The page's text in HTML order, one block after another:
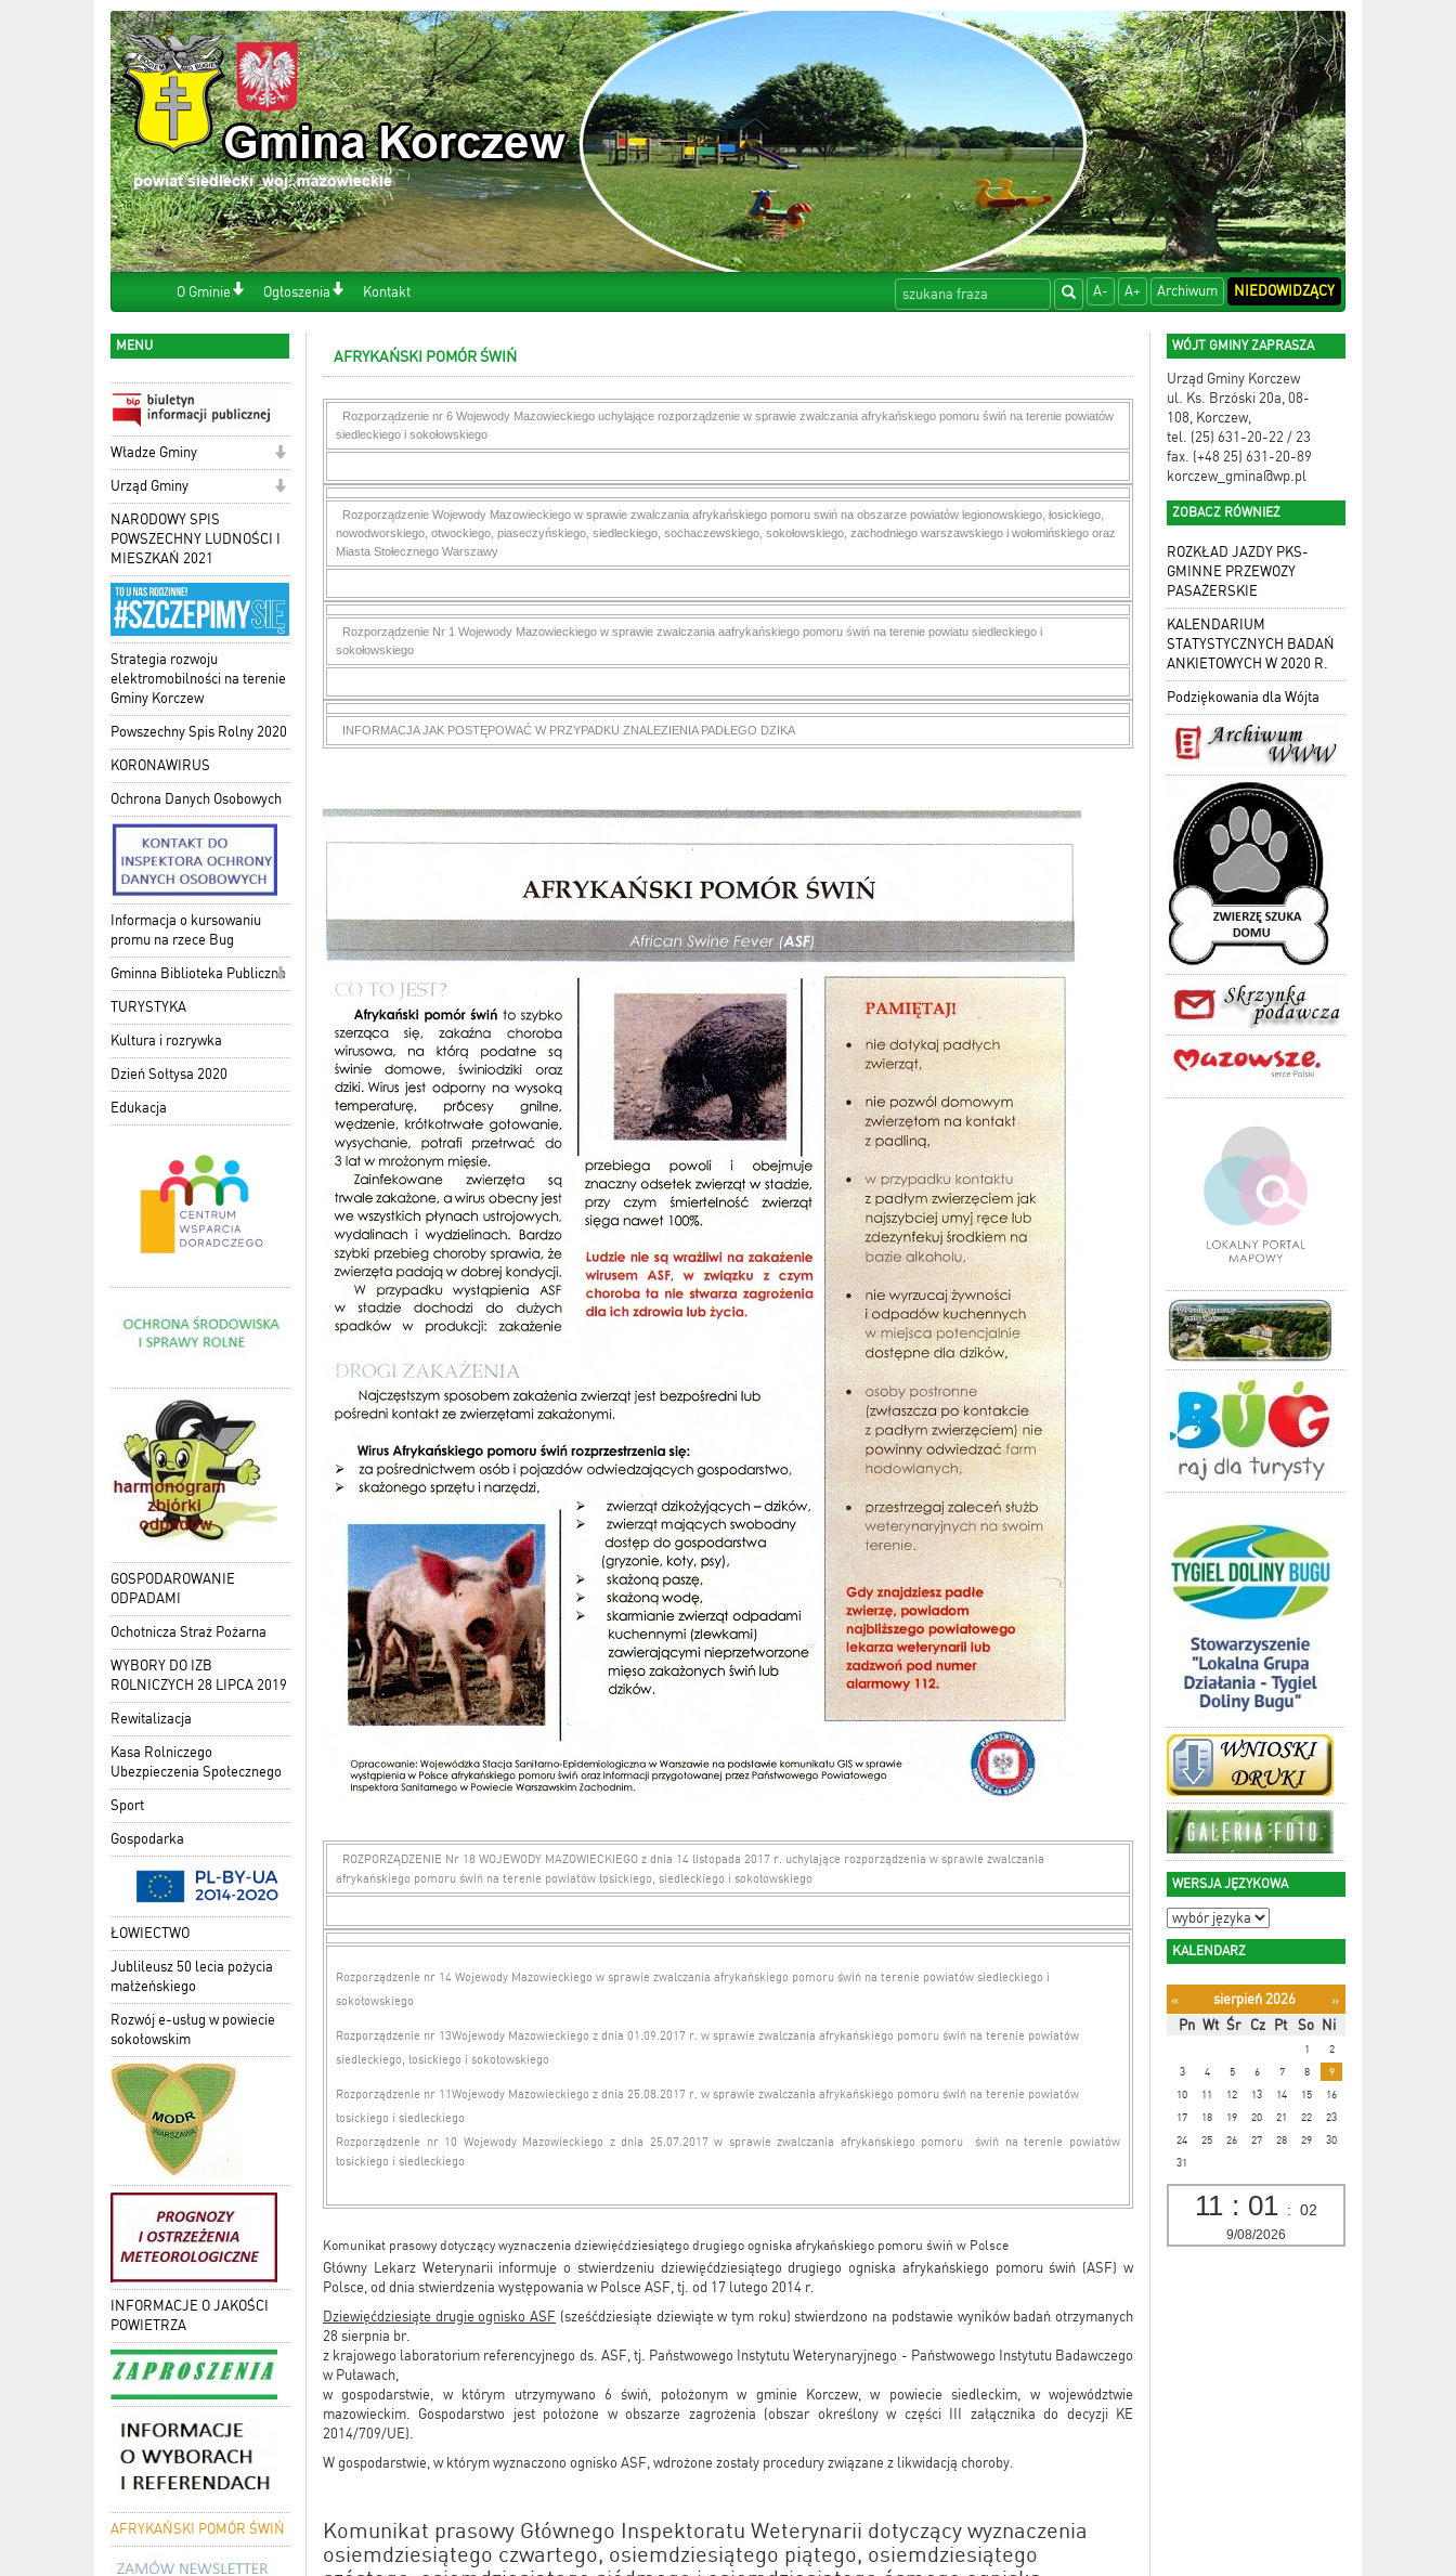
O Gminie Ogłoszenia Kontakt A- A+ Archiwum NIEDOWIDZĄCY
MENU
Władze Gminy
Urząd Gminy
NARODOWY SPIS
POWSZECHNY LUDNOŚCI I
MIESZKAŃ 2021
Strategia rozwoju
elektromobilności na terenie
Gminy Korczew
Powszechny Spis Rolny 2020
KORONAWIRUS
Ochrona Danych Osobowych
Informacja o kursowaniu
promu na rzece Bug
Gminna Biblioteka Publiczna
TURYSTYKA
Kultura i rozrywka
Dzień Sołtysa 2020
Edukacja
GOSPODAROWANIE
ODPADAMI
Ochotnicza Straż Pożarna
WYBORY DO IZB
ROLNICZYCH 28 LIPCA 2019
Rewitalizacja
Kasa Rolniczego
Ubezpieczenia Społecznego
Sport
Gospodarka
ŁOWIECTWO
Jublileusz 50 lecia pożycia
małżeńskiego
Rozwój e-usług w powiecie
sokołowskim
INFORMACJE O JAKOŚCI
POWIETRZA
AFRYKAŃSKI POMÓR ŚWIŃ
AFRYKAŃSKI POMÓR ŚWIŃ
Rozporządzenie nr 6 Wojewody Mazowieckiego uchylające rozporządzenie w sprawie zwalczania afrykańskiego pomoru świń na terenie powiatów
siedleckiego i sokołowskiego
Rozporządzenie Wojewody Mazowieckiego w sprawie zwalczania afrykańskiego pomoru swiń na obszarze powiatów legionowskiego, łosickiego,
nowodworskiego, otwockiego, piaseczyńskiego, siedleckiego, sochaczewskiego, sokołowskiego, zachodniego warszawskiego i wołomińskiego oraz
Miasta Stołecznego Warszawy
Rozporządzenie Nr 1 Wojewody Mazowieckiego w sprawie zwalczania aafrykańskiego pomoru świń na terenie powiatu siedleckiego i
sokołowskiego
INFORMACJA JAK POSTĘPOWAĆ W PRZYPADKU ZNALEZIENIA PADŁEGO DZIKA
ROZPORZĄDZENIE Nr 18 WOJEWODY MAZOWIECKIEGO z dnia 14 listopada 2017 r. uchylające rozporządzenia w sprawie zwalczania
afrykańskiego pomoru świń na terenie powiatów łosickiego, siedleckiego i sokołowskiego
Rozporządzenie nr 14 Wojewody Mazowieckiego w sprawie zwalczania afrykańskiego pomoru świń na terenie powiatów siedleckiego i
sokołowskiego
Rozporządzenie nr 13Wojewody Mazowieckiego z dnia 01.09.2017 r. w sprawie zwalczania afrykańskiego pomoru świń na terenie powiatów
siedleckiego, łosickiego i sokołowskiego
Rozporządzenie nr 11Wojewody Mazowieckiego z dnia 25.08.2017 r. w sprawie zwalczania afrykańskiego pomoru świń na terenie powiatów
łosickiego i siedleckiego
Rozporządzenie nr 10 Wojewody Mazowieckiego z dnia 25.07.2017 w sprawie zwalczania afrykańskiego pomoru świń na terenie powiatów
łosickiego i siedleckiego
Komunikat prasowy dotyczący wyznaczenia dziewięćdziesiątego drugiego ogniska afrykańskiego pomoru świń w Polsce
Główny Lekarz Weterynarii informuje o stwierdzeniu dziewięćdziesiątego drugiego ogniska afrykańskiego pomoru świń (ASF) w
Polsce, od dnia stwierdzenia występowania w Polsce ASF, tj. od 17 lutego 2014 r.
Dziewięćdziesiąte drugie ognisko ASF (sześćdziesiąte dziewiąte w tym roku) stwierdzono na podstawie wyników badań otrzymanych
28 sierpnia br.
z krajowego laboratorium referencyjnego ds. ASF, tj. Państwowego Instytutu Weterynaryjnego - Państwowego Instytutu Badawczego
w Puławach,
w gospodarstwie, w którym utrzymywano 6 świń, położonym w gminie Korczew, w powiecie siedleckim, w województwie
mazowieckim. Gospodarstwo jest położone w obszarze zagrożenia (obszar określony w części III załącznika do decyzji KE
2014/709/UE).
W gospodarstwie, w którym wyznaczono ognisko ASF, wdrożone zostały procedury związane z likwidacją choroby.
Komunikat prasowy Głównego Inspektoratu Weterynarii dotyczący wyznaczenia
osiemdziesiątego czwartego, osiemdziesiątego piątego, osiemdziesiątego
WÓJT GMINY ZAPRASZA
Urząd Gminy Korczew
ul. Ks. Brzóski 20a, 08-
108, Korczew,
tel. (25) 631-20-22 / 23
fax. (+48 25) 631-20-89
korczew_gmina@wp.pl
ZOBACZ RÓWNIEŻ
ROZKŁAD JAZDY PKS-
GMINNE PRZEWOZY
PASAŻERSKIE
KALENDARIUM
STATYSTYCZNYCH BADAŃ
ANKIETOWYCH W 2020 R.
Podziękowania dla Wójta
WERSJA JĘZYKOWA
KALENDARZ
« sierpień 2026
»
Pn Wt Śr Cz Pt So Ni
1
2
3
4 5 6 7 8
9
10
11 12 13 14 15
16
17
18 19 20 21 22
23
24
25 26 27 28 29
30
31
11 : 01 : 04
9/08/2026